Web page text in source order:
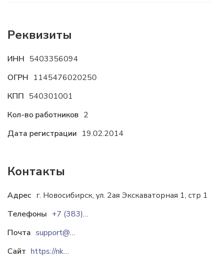
Реквизиты
ИНН 5403356094
ОГРН 1145476020250
КПП 540301001
Кол-во работников 2
Дата регистрации 19.02.2014
Контакты
Адрес г. Новосибирск, ул. 2ая Экскаваторная 1, стр 1
Телефоны
+7 (383)285-80-98
Почта
support@nkz-nsk.ru
Сайт
https://nkz-nsk.ru